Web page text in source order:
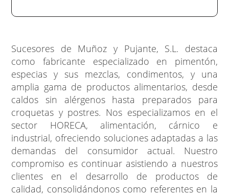
Sucesores de Muñoz y Pujante, S.L. destaca
como fabricante especializado en pimentón,
especias y sus mezclas, condimentos, y una
amplia gama de productos alimentarios, desde
caldos sin alérgenos hasta preparados para
croquetas y postres. Nos especializamos en el
sector HORECA, alimentación, cárnico e
industrial, ofreciendo soluciones adaptadas a las
demandas del consumidor actual. Nuestro
compromiso es continuar asistiendo a nuestros
clientes en el desarrollo de productos de
calidad, consolidándonos como referentes en la